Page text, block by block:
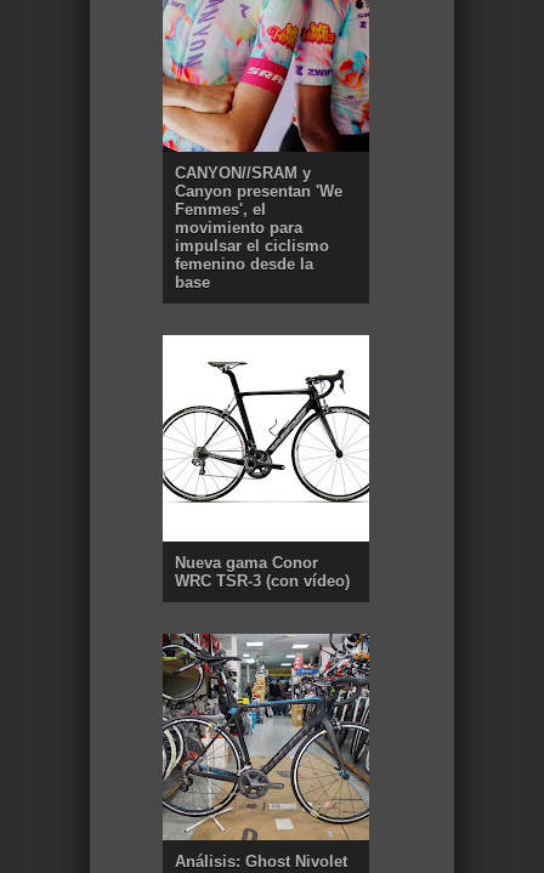
CANYON//SRAM y
Canyon presentan 'We
Femmes', el
movimiento para
impulsar el ciclismo
femenino desde la
base
Nueva gama Conor
WRC TSR-3 (con vídeo)
Análisis: Ghost Nivolet